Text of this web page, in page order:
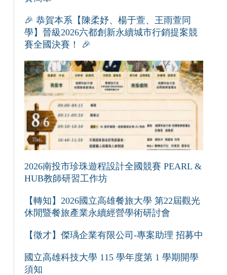
🎉 恭賀本系【陳柔妤、楊于萱、王雨萱同
學】晉級2026六都創新永續城市行銷提案競
賽全國決賽！ 🎉
2026南投市珍珠遊程設計全國競賽 PEARL &
HUB教師研習工作坊
【轉知】2026國立高雄餐旅大學 第22屆觀光
休閒暨餐旅產業永續經營學術研討會
【徵才】傑瑀企業有限公司-專案助理 招募中
國立高雄科技大學 115 學年度第 1 學期開學
須知